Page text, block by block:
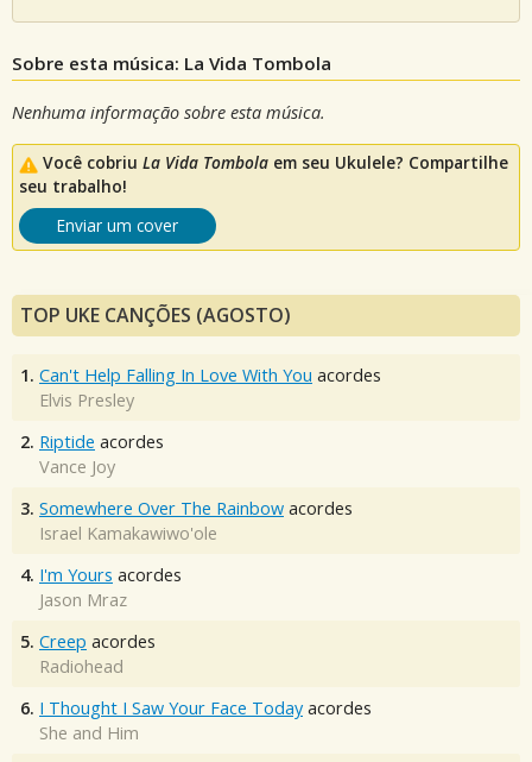
Sobre esta música: La Vida Tombola
Nenhuma informação sobre esta música.
Você cobriu La Vida Tombola em seu Ukulele? Compartilhe
seu trabalho!
Enviar um cover
TOP UKE CANÇÕES (AGOSTO)
1. Can't Help Falling In Love With You acordes
Elvis Presley
2. Riptide acordes
Vance Joy
3. Somewhere Over The Rainbow acordes
Israel Kamakawiwo'ole
4. I'm Yours acordes
Jason Mraz
5. Creep acordes
Radiohead
6. I Thought I Saw Your Face Today acordes
She and Him